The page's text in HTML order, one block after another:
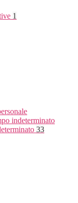
1
indeterminato
33